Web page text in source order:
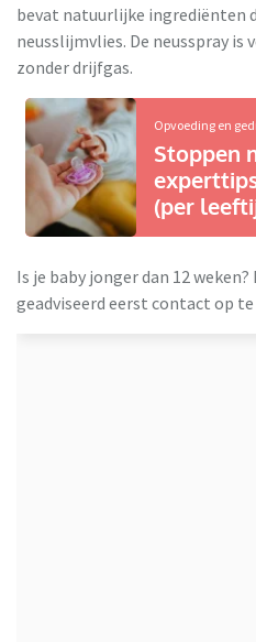
bevat natuurlijke ingrediënten
neusslijmvlies. De neusspray is
zonder drijfgas.
Opvoeding en
Stoppen
(per
Is je baby jonger dan 12
geadviseerd eerst contact op